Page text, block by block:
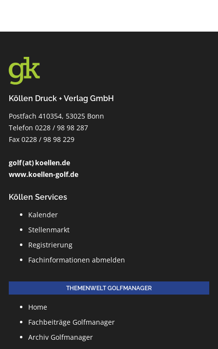
Köllen Druck + Verlag GmbH
Postfach 410354, 53025 Bonn
Telefon 0228 / 98 98 287
Fax 0228 / 98 98 229
golf (at) koellen.de
www.koellen-golf.de
Köllen Services
Kalender
Stellenmarkt
Registrierung
Fachinformationen abmelden
THEMENWELT GOLFMANAGER
Home
Fachbeiträge Golfmanager
Archiv Golfmanager